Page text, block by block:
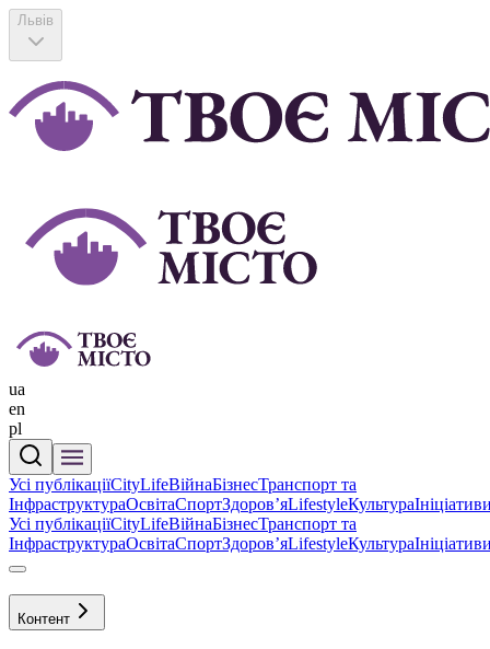
Львів
ua
en
pl
Усі публікаціїCityLifeВійнаБізнесТранспорт та
ІнфраструктураОсвітаСпортЗдоровʼяLifestyleКультура
Усі публікаціїCityLifeВійнаБізнесТранспорт та
ІнфраструктураОсвітаСпортЗдоровʼяLifestyleКультура
Контент